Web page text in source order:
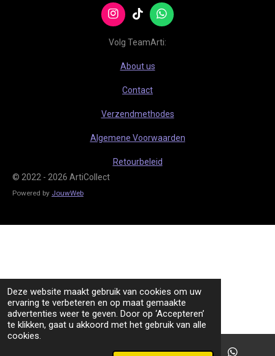
Deze website maakt gebruik van cookies om uw
ervaring te verbeteren en op maat gemaakte
advertenties weer te geven. Door op ‘Accepteren’
te klikken, gaat u akkoord met het gebruik van alle
cookies.
I
n
s
T
k
o
k
W
h
a
Volg TeamArti:
About us
Contact
Verzendmethodes
Algemene Voorwaarden
Retourbeleid
© 2022 - 2026 ArtiCollect
Powered by JouwWeb